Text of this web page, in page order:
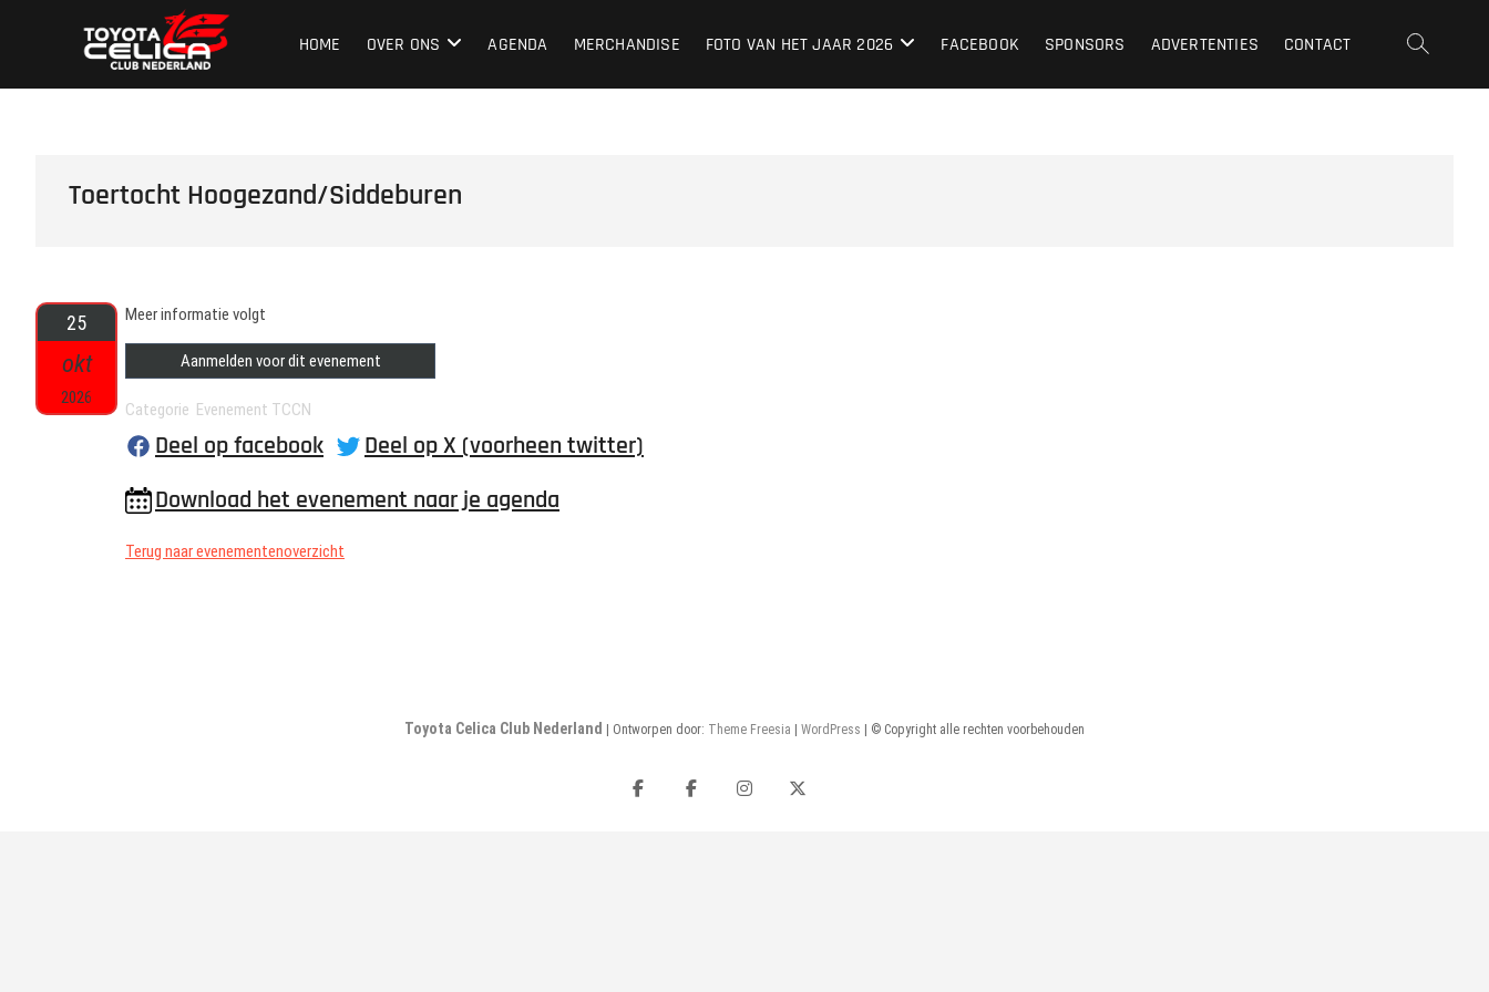
inhoud
Toyota Celica Club Nederland
HOME OVER ONS AGENDA MERCHANDISE FOTO VAN HET JAAR 2026 FACEBOOK SPONSORS ADVERTENTIES CONTACT
Toertocht Hoogezand/Siddeburen
25
okt
2026
Meer informatie volgt
Aanmelden voor dit evenement
Categorie Evenement TCCN
Deel op facebook
Deel op X (voorheen twitter)
Download het evenement naar je agenda
Terug naar evenementenoverzicht
Toyota Celica Club Nederland | Ontworpen door: Theme Freesia WordPress | © Copyright alle rechten voorbehouden
FacebookFacebookInstagram